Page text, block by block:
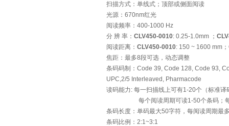
扫描方式：单线式；顶部或侧面阅读
光源：670nm红光
阅读频率：400-1000 Hz
分 辨 率： CLV450-0010: 0.25-1.0mm ；
阅读距离： CLV450-0010: 150 ~ 1600 mm；
焦距：最多8段可选，动态调整
条码码制：Code 39, Code 128,
UPC,2/5 Interleaved, Pharmacode
读码能力: 每一扫描线上可有1-20个（标准
每个阅读周期可读1-50个条码；每线
条码长度：单码最大50字符，每阅读周期最
条码比例：2:1~3:1